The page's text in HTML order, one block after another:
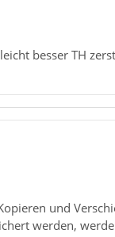
besser TH
und
werden,